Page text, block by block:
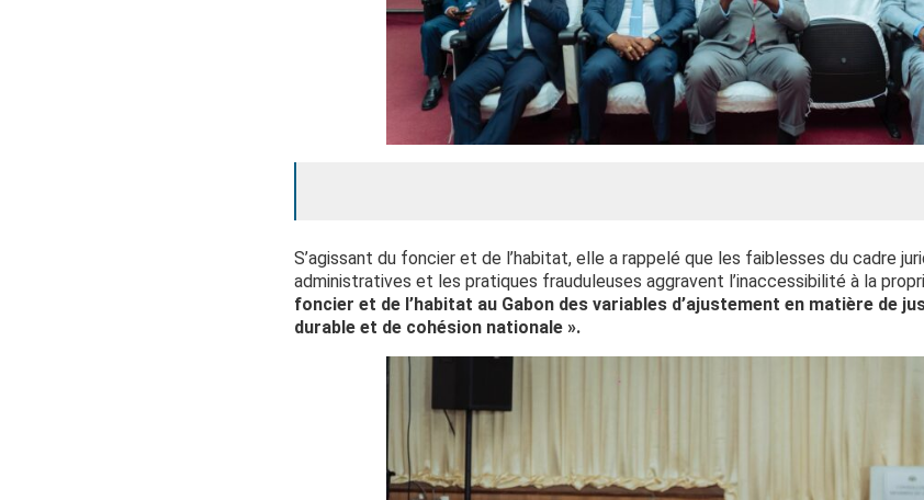
S’agissant du foncier et de l’habitat, elle a rappelé que les faiblesses du cadre
administratives et les pratiques frauduleuses aggravent l’inaccessibilité à la
foncier et de l’habitat au Gabon des variables d’ajustement en matière de
durable et de cohésion nationale ».